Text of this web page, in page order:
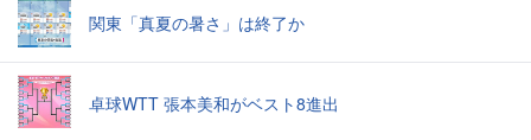
関東「真夏の暑さ」は終了か
卓球WTT 張本美和がベスト8進出